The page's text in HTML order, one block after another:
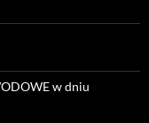
w dniu